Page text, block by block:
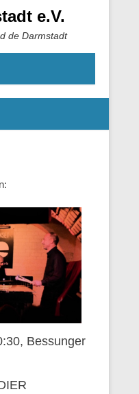
e.V.
de Darmstadt
Bessunger